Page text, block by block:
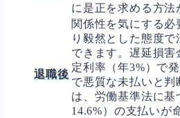
に是正を求める方法
退職後
関係性を気にする必
り毅然とした態度
できます。遅延損
定利率（年3%）で
で悪質な未払いと判
は、労働基準法に基
14.6%）の支払いが